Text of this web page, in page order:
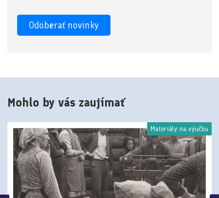
Mohlo by vás zaujímať
Materiály na výučbu